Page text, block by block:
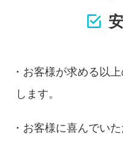
・お客様が求める以
します。
・お客様に喜んでい